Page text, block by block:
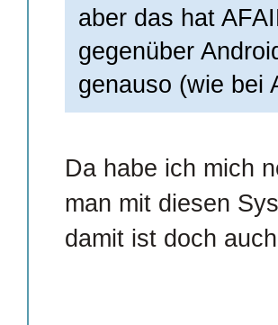
aber das hat
gegenüber
genauso (wie bei
Da habe ich mich
man mit diesen
damit ist doch